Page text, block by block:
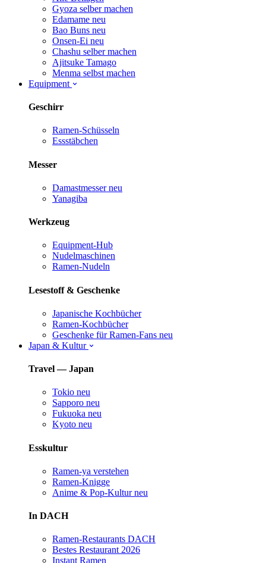
Gyoza selber machen
Edamame neu
Bao Buns neu
Onsen-Ei neu
Chashu selber machen
Ajitsuke Tamago
Menma selbst machen
Equipment
Geschirr
Ramen-Schüsseln
Essstäbchen
Messer
Damastmesser neu
Yanagiba
Werkzeug
Equipment-Hub
Nudelmaschinen
Ramen-Nudeln
Lesestoff & Geschenke
Japanische Kochbücher
Ramen-Kochbücher
Geschenke für Ramen-Fans neu
Japan & Kultur
Travel — Japan
Tokio neu
Sapporo neu
Fukuoka neu
Kyoto neu
Esskultur
Ramen-ya verstehen
Ramen-Knigge
Anime & Pop-Kultur neu
In DACH
Ramen-Restaurants DACH
Bestes Restaurant 2026
Instant Ramen